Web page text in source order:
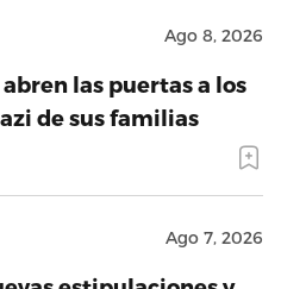
Ago 8, 2026
las puertas a los
de sus familias
Ago 7, 2026